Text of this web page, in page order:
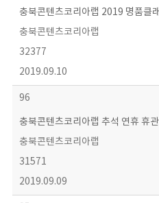
충북콘텐츠코리아랩 2019 명품클
충북콘텐츠코리아랩
32377
2019.09.10
96
충북콘텐츠코리아랩 추석 연휴 휴관
충북콘텐츠코리아랩
31571
2019.09.09